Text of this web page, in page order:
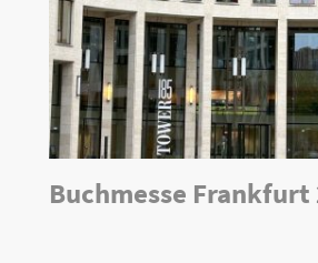
Buchmesse Frankfurt